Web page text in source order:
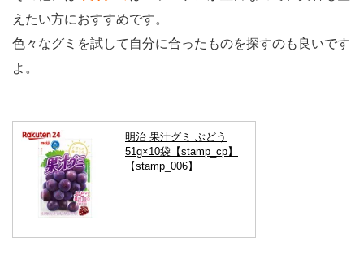
えたい方におすすめです。
色々なグミを試して自分に合ったものを探すのも良いです
よ。
明治 果汁グミ ぶどう
51g×10袋【stamp_cp】
【stamp_006】